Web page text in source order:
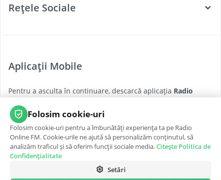
Țări
Rețele Sociale
Instagram
Aplicații Mobile
Pentru a asculta în continuare, descarcă aplicația Radio
oriunde.
App Store Google Play
Folosim cookie-uri
Folosim cookie-uri pentru a îmbunătăți experiența ta pe Radio
Online FM. Cookie-urile ne ajută să personalizăm conținutul, să
analizăm traficul și să oferim funcții sociale media.Citește Politica de
Confidențialitate
Setări